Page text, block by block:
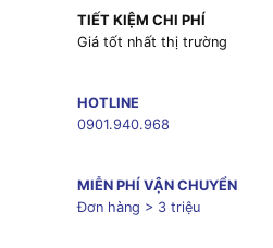
TIẾT KIỆM CHI PHÍ
Giá tốt nhất thị trường
HOTLINE
0901.940.968
MIỄN PHÍ VẬN CHUYỂN
Đơn hàng > 3 triệu